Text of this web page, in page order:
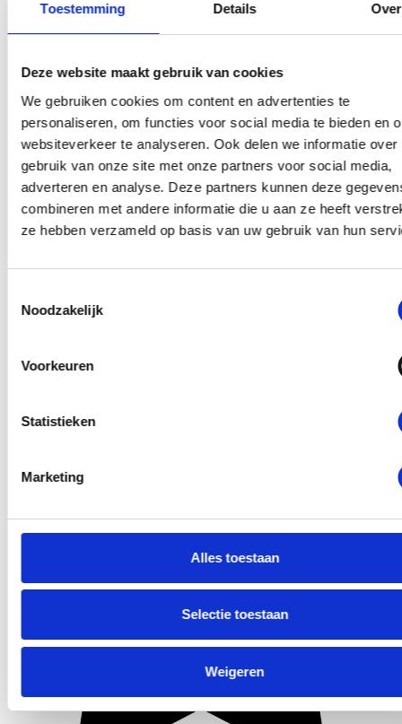
Toestemming Details Over
Deze website maakt gebruik van cookies
We gebruiken cookies om content en advertenties te
personaliseren, om functies voor social media te bieden en
websiteverkeer te analyseren. Ook delen we informatie over
gebruik van onze site met onze partners voor social media,
adverteren en analyse. Deze partners kunnen deze
combineren met andere informatie die u aan ze heeft
ze hebben verzameld op basis van uw gebruik van hun
Noodzakelijk
Voorkeuren
Statistieken
Marketing
Alles toestaan
Selectie toestaan
Weigeren